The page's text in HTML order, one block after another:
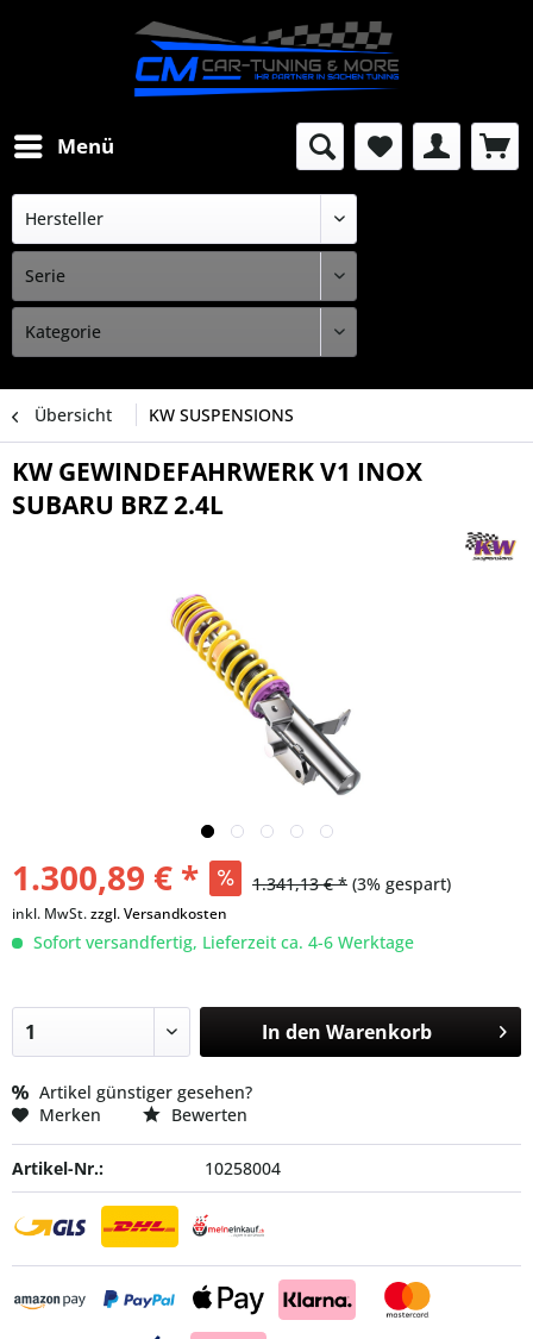
Menü
Übersicht KW SUSPENSIONS
KW GEWINDEFAHRWERK V1 INOX
SUBARU BRZ 2.4L
1.300,89 € * 1.341,13 € * (3% gespart)
inkl. MwSt.zzgl. Versandkosten
Sofort versandfertig, Lieferzeit ca. 4-6 Werktage
In den Warenkorb
Artikel günstiger gesehen?
Merken
Bewerten
Artikel-Nr.: 10258004